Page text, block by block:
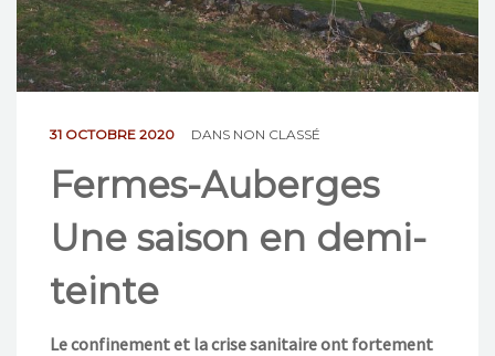
CONTACT
31 OCTOBRE 2020 DANS NON CLASSÉ
Fermes-Auberges
Une saison en demi-
teinte
Le confinement et la crise sanitaire ont fortement